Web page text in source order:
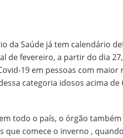
da Saúde já tem calendário
de fevereiro, a partir do dia
19 em pessoas com maior
categoria idosos acima de
todo o país, o órgão também
que comece o inverno ,